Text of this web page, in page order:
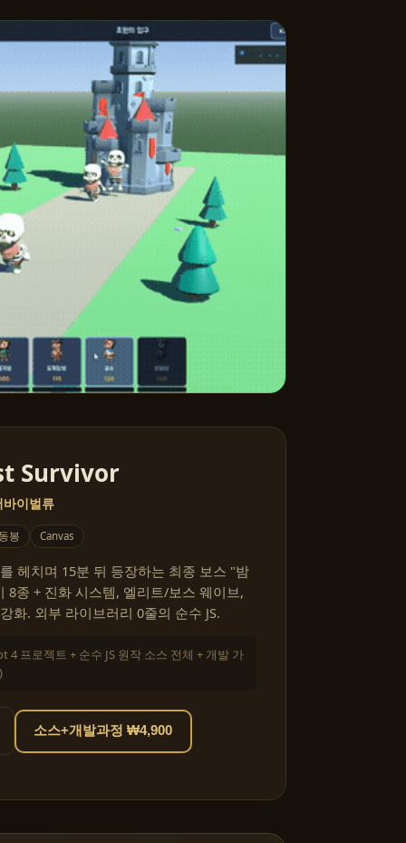
Survivor
이벌류
봉 Canvas
헤치며 15분 뒤 등장하는 최종 보스 "밤
8종 + 진화 시스템, 엘리트/보스 웨이브,
화. 외부 라이브러리 0줄의 순수 JS.
4 프로젝트 + 순수 JS 원작 소스 전체 + 개발 가
소스+개발과정 ₩4,900